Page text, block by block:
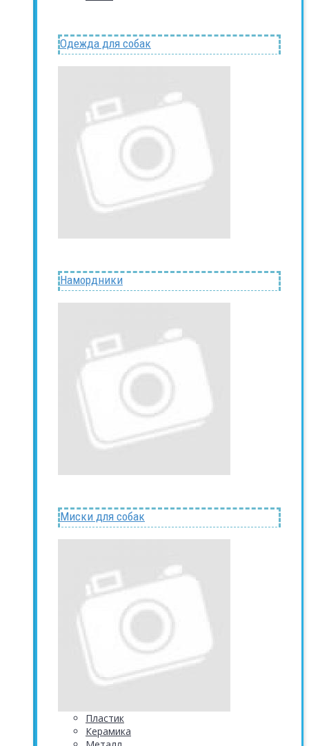
Одежда для собак
Намордники
Миски для собак
Пластик
Керамика